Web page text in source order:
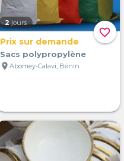
favorite_border
2 jours
Prix sur demande
Sacs polypropylène
location_on Abomey-Calavi, Bénin